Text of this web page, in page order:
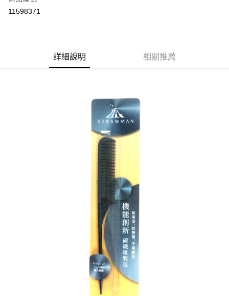
付款後全家取貨
每筆NT$60，滿NT$599(含以上)免運費
每筆NT$120，滿NT$1,999(含以上)免運費
11598371
詳細說明 相關推薦